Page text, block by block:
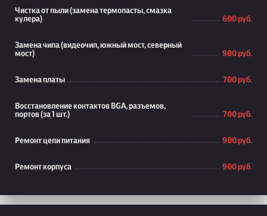
Чистка от пыли (замена термопасты, смазка
кулера)
600 руб.
Замена чипа (видеочип, южный мост, северный
мост)
900 руб.
Замена платы 700 руб.
Восстановление контактов BGA, разъемов,
портов (за 1 шт.)
700 руб.
Ремонт цепи питания 900 руб.
Ремонт корпуса 900 руб.